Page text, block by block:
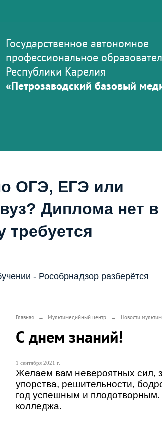
Государственное автономное
профессиональное
Республики Карелия
«Петрозаводский базовый
ОГЭ, ЕГЭ или
Диплома нет в
требуется
- Рособрнадзор разберётся
Главная → Мультимедийный центр → Новости
С днем знаний!
1 сентября 2021 г.
Желаем вам невероятных сил,
упорства, решительности,
год успешным и плодотворным.
колледжа.